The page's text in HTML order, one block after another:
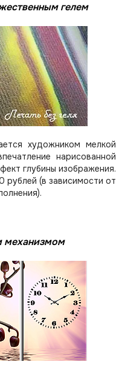
гелем
художником мелкой
нарисованной
глубины изображения.
рублей (в зависимости от
механизмом